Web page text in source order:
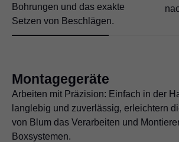
Bohrungen und das exakte
Setzen von Beschlägen.
Montagegeräte
Arbeiten mit Präzision: Einfach in der
langlebig und zuverlässig, erleichtern
von Blum das Verarbeiten und
Boxsystemen.